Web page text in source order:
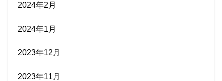
2024年2月
2024年1月
2023年12月
2023年11月